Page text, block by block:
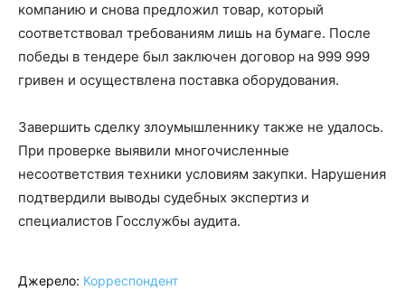
компанию и снова предложил товар, который
соответствовал требованиям лишь на бумаге. После
победы в тендере был заключен договор на 999 999
гривен и осуществлена поставка оборудования.
Завершить сделку злоумышленнику также не удалось.
При проверке выявили многочисленные
несоответствия техники условиям закупки. Нарушения
подтвердили выводы судебных экспертиз и
специалистов Госслужбы аудита.
Джерело: Корреспондент